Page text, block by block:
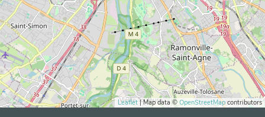
Leaflet| Map data © OpenStreetMap contributors